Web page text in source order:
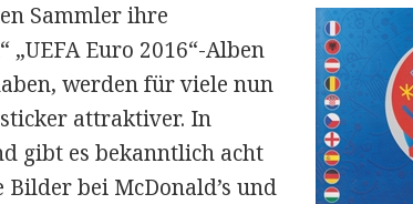
Sammler ihre
„UEFA Euro 2016“-Alben
werden für viele nun
attraktiver. In
gibt es bekanntlich acht
Bilder bei McDonald’s und